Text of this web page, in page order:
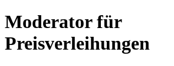
Moderator für
Preisverleihungen